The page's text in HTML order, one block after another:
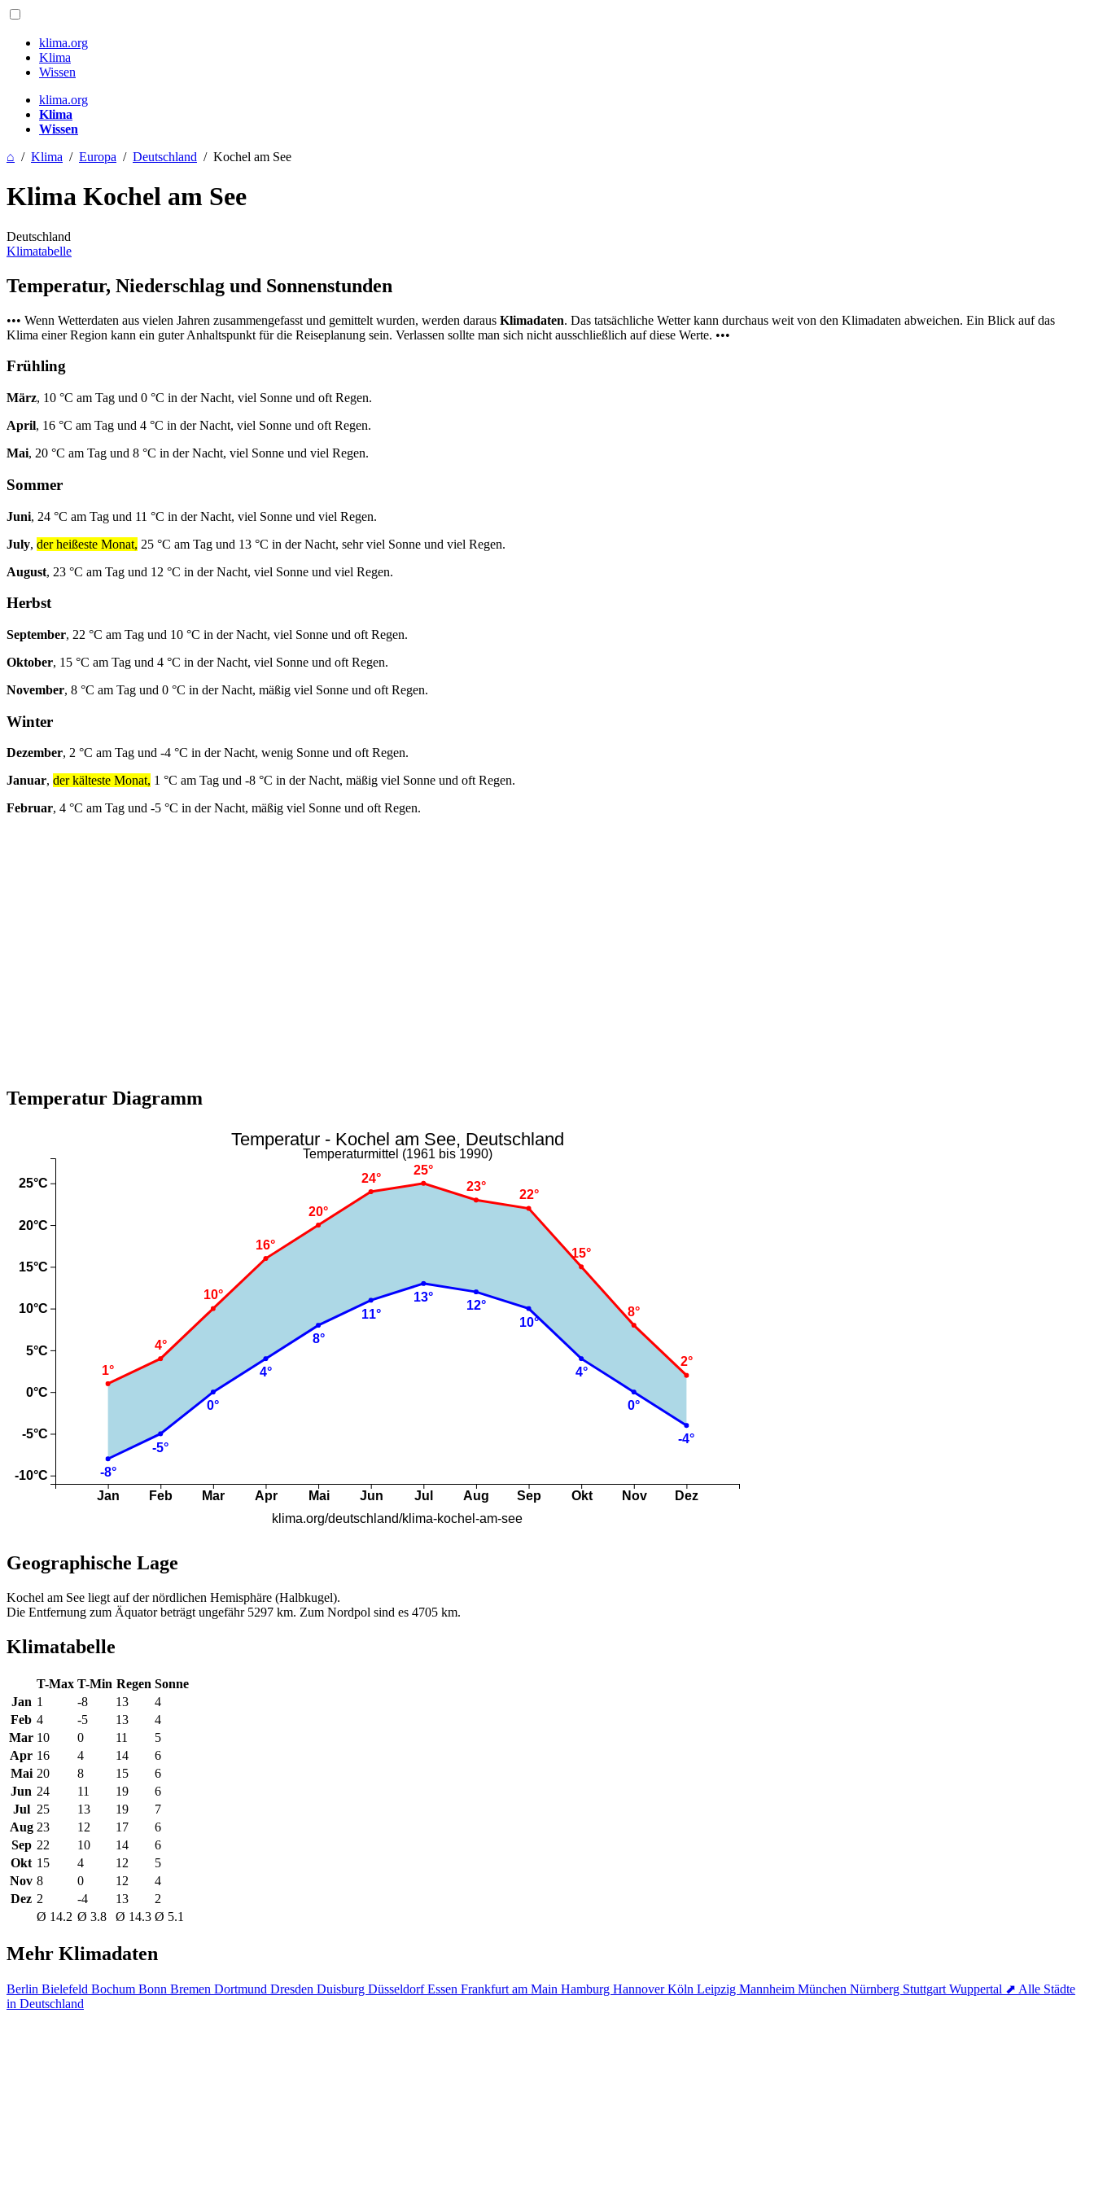
klima.org
Klima
Wissen
klima.org
Klima
Wissen
⌂ / Klima / Europa / Deutschland / Kochel am See
Klima Kochel am See
Deutschland
Klimatabelle
Temperatur, Niederschlag und Sonnenstunden
••• Wenn Wetterdaten aus vielen Jahren zusammengefasst und gemittelt wurden, werden daraus Klimadaten. Das tatsächliche Wetter kann durchaus weit von den Klimadaten abweichen. Ein Blick auf das
Klima einer Region kann ein guter Anhaltspunkt für die Reiseplanung sein. Verlassen sollte man sich nicht ausschließlich auf diese Werte. •••
Frühling
März, 10 °C am Tag und 0 °C in der Nacht, viel Sonne und oft Regen.
April, 16 °C am Tag und 4 °C in der Nacht, viel Sonne und oft Regen.
Mai, 20 °C am Tag und 8 °C in der Nacht, viel Sonne und viel Regen.
Sommer
Juni, 24 °C am Tag und 11 °C in der Nacht, viel Sonne und viel Regen.
July, der heißeste Monat, 25 °C am Tag und 13 °C in der Nacht, sehr viel Sonne und viel Regen.
August, 23 °C am Tag und 12 °C in der Nacht, viel Sonne und viel Regen.
Herbst
September, 22 °C am Tag und 10 °C in der Nacht, viel Sonne und oft Regen.
Oktober, 15 °C am Tag und 4 °C in der Nacht, viel Sonne und oft Regen.
November, 8 °C am Tag und 0 °C in der Nacht, mäßig viel Sonne und oft Regen.
Winter
Dezember, 2 °C am Tag und -4 °C in der Nacht, wenig Sonne und oft Regen.
Januar, der kälteste Monat, 1 °C am Tag und -8 °C in der Nacht, mäßig viel Sonne und oft Regen.
Februar, 4 °C am Tag und -5 °C in der Nacht, mäßig viel Sonne und oft Regen.
Temperatur Diagramm
Geographische Lage
Kochel am See liegt auf der nördlichen Hemisphäre (Halbkugel).
Die Entfernung zum Äquator beträgt ungefähr 5297 km. Zum Nordpol sind es 4705 km.
Klimatabelle
T-Max T-Min Regen Sonne
Jan 1 -8 13
4
Feb 4 -5 13
4
Mar 10 0 11
5
Apr 16 4 14
6
Mai 20 8 15
6
Jun 24 11 19
6
Jul 25 13 19
7
Aug 23 12 17
6
Sep 22 10 14
6
Okt 15 4 12
5
Nov 8 0 12
4
Dez 2 -4 13
2
Ø 14.2 Ø 3.8 Ø 14.3 Ø 5.1
Mehr Klimadaten
Berlin Bielefeld Bochum Bonn Bremen Dortmund Dresden Duisburg DüsseldorfEssen Frankfurt am Main Hamburg HannoverKöln Leipzig Mannheim München Nürnberg Stuttgart Wuppertal ⬈ Alle Städte
in Deutschland